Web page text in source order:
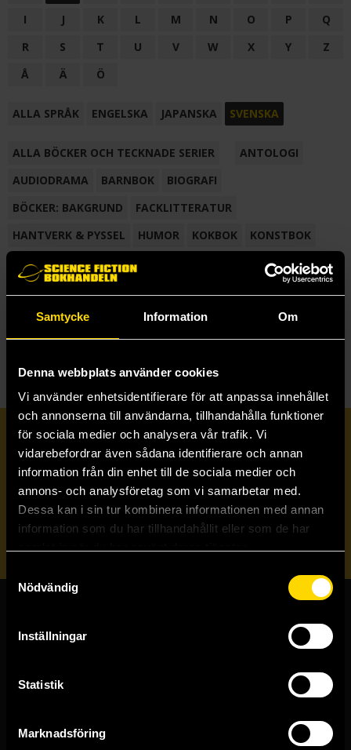
Samtycke Information Om
Denna webbplats använder cookies
Vi använder enhetsidentifierare för att anpassa innehållet
och annonserna till användarna, tillhandahålla funktioner
för sociala medier och analysera vår trafik. Vi
vidarebefordrar även sådana identifierare och annan
information från din enhet till de sociala medier och
annons- och analysföretag som vi samarbetar med.
Dessa kan i sin tur kombinera informationen med annan
information som du har tillhandahållit eller som de har
Nödvändig
Inställningar
Statistik
Marknadsföring
I
J K L M N O P
Q
R
S T U V W X Y
Z
Å
Ä Ö
ALLA SPRÅK ENGELSKA JAPANSKA SVENSKA
ALLA BÖCKER OCH TECKNADE SERIER
ANTOLOGI
AUDIODRAMA
BARNBOK
BIOGRAFI
BÖCKER: BAKGRUND
FACKLITTERATUR
HANTVERK & PYSSEL
HUMOR KOKBOK
KONSTBOK
KORTROMAN
LÄROBOK
NOVELL
SAMLINGSVOLYM
TECKNA & MÅLA TECKNAD SERIE
Prenumerera på vårt nyhetsbrev
Veckobrevet
Skicka
Butiker & kundtjänst
Västerlånggatan 48
Göteborgsbutiken
Kungsgatan 19